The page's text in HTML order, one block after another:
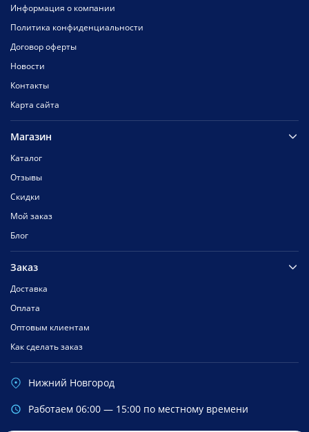
Информация о компании
Политика конфиденциальности
Договор оферты
Новости
Контакты
Карта сайта
Магазин
Каталог
Отзывы
Скидки
Мой заказ
Блог
Заказ
Доставка
Оплата
Оптовым клиентам
Как сделать заказ
Нижний Новгород
Работаем 06:00 — 15:00 по местному времени